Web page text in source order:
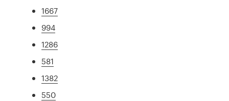
1667
994
1286
581
1382
550